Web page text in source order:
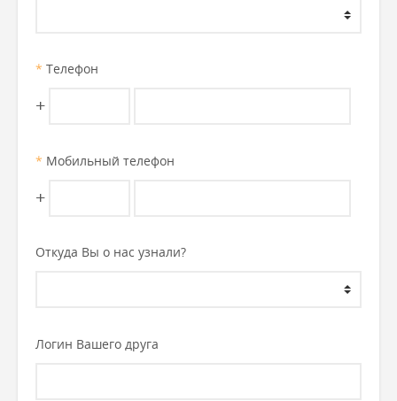
* Телефон
+
* Мобильный телефон
+
Откуда Вы о нас узнали?
Логин Вашего друга